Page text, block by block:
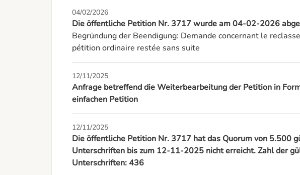
04/02/2026
Die öffentliche Petition Nr. 3717 wurde am 04-02-2026
Begründung der Beendigung: Demande concernant le
pétition ordinaire restée sans suite
12/11/2025
Anfrage betreffend die Weiterbearbeitung der Petition in
einfachen Petition
12/11/2025
Die öffentliche Petition Nr. 3717 hat das Quorum von 5.500
Unterschriften bis zum 12-11-2025 nicht erreicht. Zahl der
Unterschriften: 436